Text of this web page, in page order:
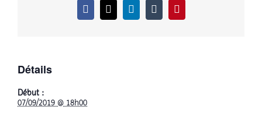
Détails
Début :
07/09/2019 @ 18h00
Facebook
X LinkedInTumblrPinterest